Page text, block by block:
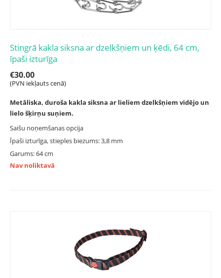
Stingrā kakla siksna ar dzelkšņiem un ķēdi, 64 cm,
īpaši izturīga
€30.00
(PVN iekļauts cenā)
Metāliska, duroša kakla siksna ar lieliem dzelkšņiem vidējo un
lielo šķirņu suņiem.
Saišu noņemšanas opcija
Īpaši izturīga, stieples biezums: 3,8 mm
Garums: 64 cm
Nav noliktavā